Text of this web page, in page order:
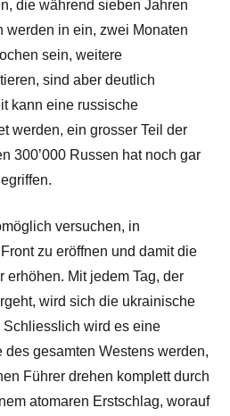
die während sieben Jahren
werden in ein, zwei Monaten
sein, weitere
sind aber deutlich
kann eine russische
werden, ein grosser Teil der
300’000 Russen hat noch gar
versuchen, in
zu eröffnen und damit die
erhöhen. Mit jedem Tag, der
wird sich die ukrainische
wird es eine
gesamten Westens werden,
Führer drehen komplett durch
atomaren Erstschlag, worauf